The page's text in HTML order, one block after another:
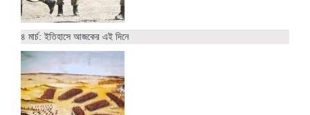
৪ মার্চ: ইতিহাসে আজকের এই দিনে